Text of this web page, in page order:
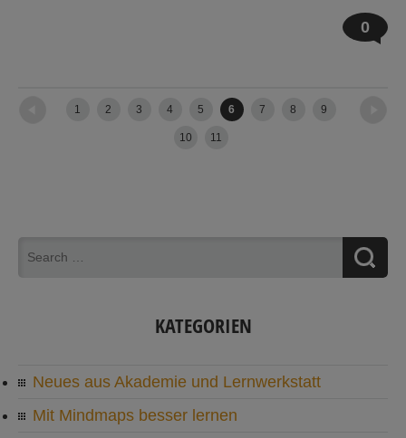
0
Newer posts
1 2 3 4 5 6 7 8 9
10 11
Older posts
KATEGORIEN
Neues aus Akademie und Lernwerkstatt
Mit Mindmaps besser lernen